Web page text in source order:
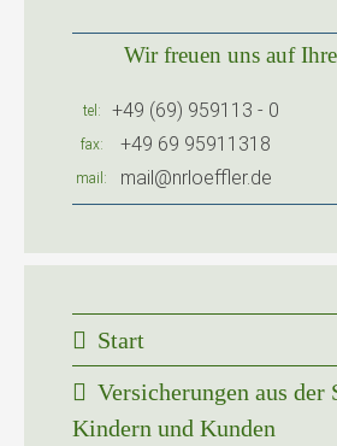
Wir freuen uns auf
tel +49 (69) 959113 - 0
fax +49 69 95911318
mail mail@nrloeffler.de
Start
Versicherungen aus der
Kindern und Kunden